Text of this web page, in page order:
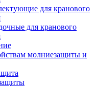
для кранового
для кранового
молниезащиты и